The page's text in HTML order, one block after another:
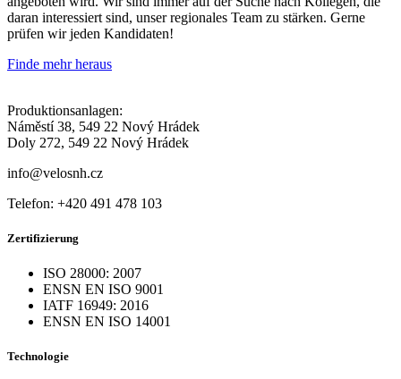
daran interessiert sind, unser regionales Team zu stärken. Gerne
prüfen wir jeden Kandidaten!
Finde mehr heraus
Produktionsanlagen:
Náměstí 38, 549 22 Nový Hrádek
Doly 272, 549 22 Nový Hrádek
info@velosnh.cz
Telefon: +420 491 478 103
Zertifizierung
ISO 28000: 2007
ENSN EN ISO 9001
IATF 16949: 2016
ENSN EN ISO 14001
Technologie